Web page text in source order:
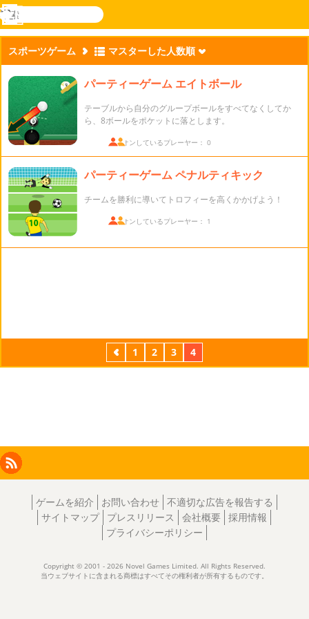
Novel
検
索
ログ
メ
ニ
ー
スポーツゲーム マスターした人数順
パーティーゲーム エイトボール
テーブルから自分のグループボールをすべてなくしてか
ら、8ボールをポケットに落とします。
ログオンしているプレーヤー： 0
パーティーゲーム ペナルティキック
チームを勝利に導いてトロフィーを高くかかげよう！
ログオンしているプレーヤー： 1
前 1 2 3 4
Facebook
Instagram
X
LinkedIn
RSS
ゲームを紹介 お問い合わせ
不適切な広告を報告する
サイトマップ
プレスリリース 会社概要 採用情報
プライバシーポリシー
Copyright © 2001 - 2026 Novel Games Limited. All Rights Reserved.
当ウェブサイトに含まれる商標はすべてその権利者が所有するものです。